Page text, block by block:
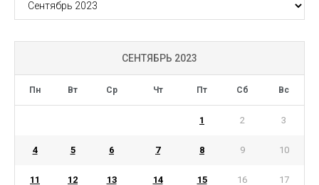
СЕНТЯБРЬ 2023
Пн Вт Ср Чт Пт Сб Вс
1 2 3
4 5 6 7 8 9 10
11 12 13 14 15 16 17